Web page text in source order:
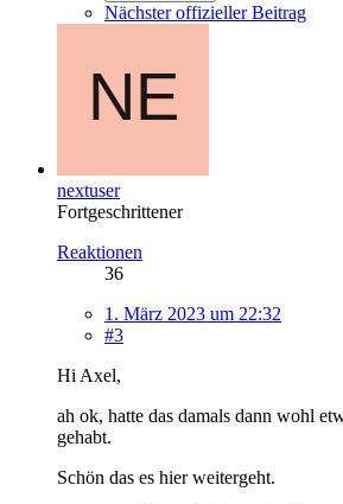
Nächster offizieller Beitrag
nextuser
Fortgeschrittener
Reaktionen
36
1. März 2023 um 22:32
#3
Hi Axel,
ah ok, hatte das damals dann wohl
gehabt.
Schön das es hier weitergeht.